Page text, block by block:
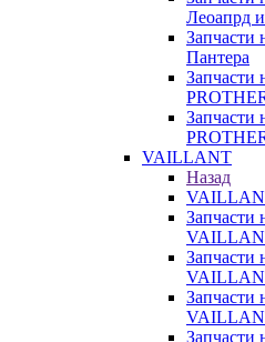
Леоапрд
Запчасти
Пантера
Запчасти
Запчасти
VAILLANT
Назад
Запчасти
Запчасти
Запчасти